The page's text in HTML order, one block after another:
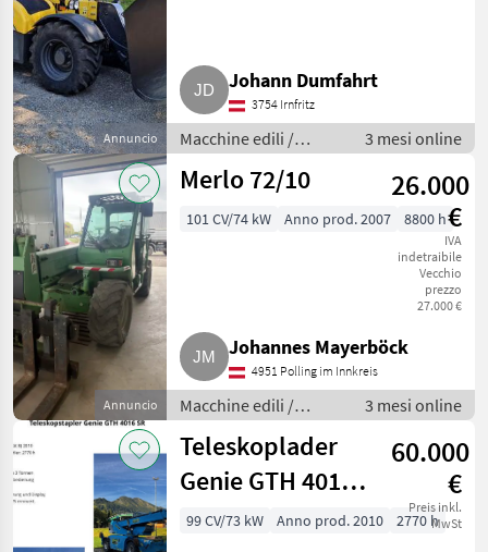
Annuncio
Johann Dumfahrt
3754 Irnfritz
Macchine edili /
Caricatori telescopici
3 mesi online
Annuncio
Merlo 72/10
26.000
€
IVA
indetraibile
Vecchio
prezzo
27.000 €
101 CV/74 kW Anno prod. 2007 8800 h
Johannes Mayerböck
4951 Polling im Innkreis
Macchine edili /
Caricatori telescopici
3 mesi online
Teleskoplader
Genie GTH 4016
SR
60.000
€
Preis inkl.
MwSt
99 CV/73 kW Anno prod. 2010 2770 h